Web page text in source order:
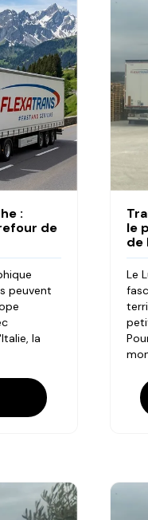
:
de
peuvent
la
le
de
Le